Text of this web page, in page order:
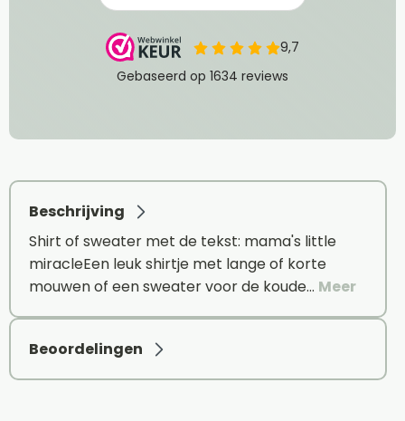
Beschrijving
Shirt of sweater met de tekst: mama's little
miracleEen leuk shirtje met lange of korte
mouwen of een sweater voor de koude… Meer
Beoordelingen